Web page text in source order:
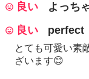
良い
よっち
良い
perfect
とても可愛い素
ざいます😊